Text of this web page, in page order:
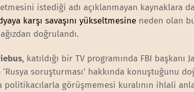
istediği adı açıklanmayan kaynaklara
karşı savaşını yükseltmesine neden olan
doğrulandı.
, katıldığı bir TV programında FBI başkanı
soruşturması’ hakkında konuştuğunu
görüşmemesi kuralının ihlali